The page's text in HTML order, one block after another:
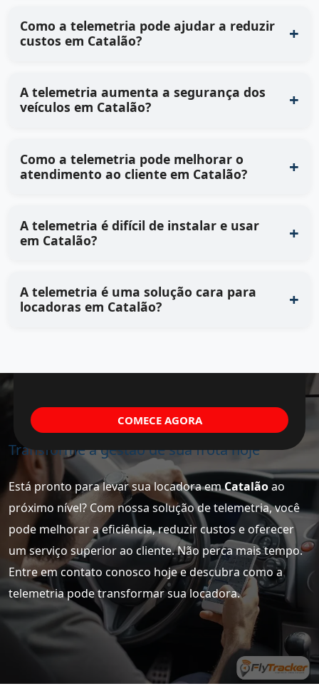
Como a telemetria pode ajudar a reduzir
custos em Catalão?
A telemetria aumenta a segurança dos
veículos em Catalão?
Como a telemetria pode melhorar o
atendimento ao cliente em Catalão?
A telemetria é difícil de instalar e usar
em Catalão?
A telemetria é uma solução cara para
locadoras em Catalão?
Transforme a gestão de sua frota hoje
Está pronto para levar sua locadora emCatalãoao
próximo nível? Com nossa solução de telemetria, você
pode melhorar a eficiência, reduzir custos e oferecer
um serviço superior ao cliente. Não perca mais tempo.
Entre em contato conosco hoje e descubra como a
telemetria pode transformar sua locadora.
COMECE AGORA